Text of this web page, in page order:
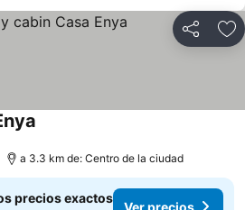
Compartir
a 3.3 km de: Centro de la ciudad
precios exactos
Ver precios